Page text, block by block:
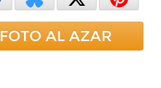
FOTO AL AZAR